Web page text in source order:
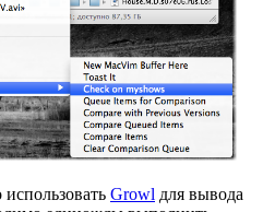
Growl для вывода